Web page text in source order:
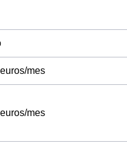
mes
mes